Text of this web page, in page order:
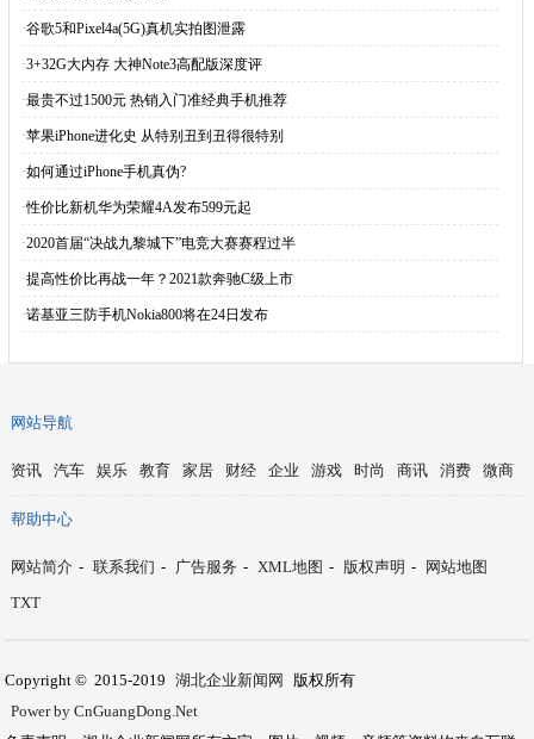
·谷歌5和Pixel4a(5G)真机实拍图泄露
·3+32G大内存 大神Note3高配版深度评
·最贵不过1500元 热销入门准经典手机推荐
·苹果iPhone进化史 从特别丑到丑得很特别
·如何通过iPhone手机真伪?
·性价比新机华为荣耀4A发布599元起
·2020首届“决战九黎城下”电竞大赛赛程过半
·提高性价比再战一年？2021款奔驰C级上市
·诺基亚三防手机Nokia800将在24日发布
网站导航
资讯 汽车 娱乐 教育 家居 财经 企业 游戏 时尚 商讯 消费 微商
帮助中心
网站简介 - 联系我们 - 广告服务 - XML地图 - 版权声明 -
网站地图
TXT
Copyright © 2015-2019 湖北企业新闻网
版权所有
Power by CnGuangDong.Net